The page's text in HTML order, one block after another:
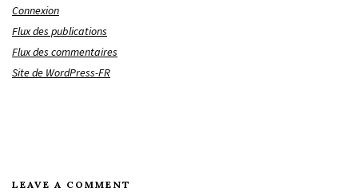
Connexion
Flux des publications
Flux des commentaires
Site de WordPress-FR
LEAVE A COMMENT